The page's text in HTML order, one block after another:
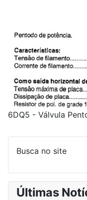
6DQ5 - Válvula
Busca no site
Últimas